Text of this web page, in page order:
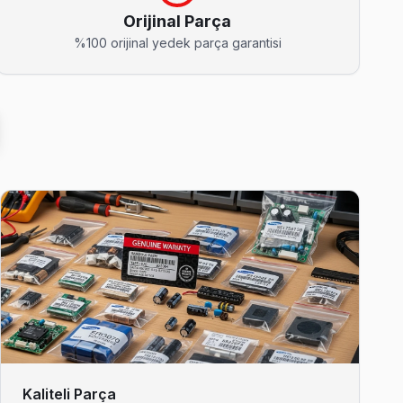
panel ve güç kartı tamiri yapıyoruz.
mı, bunu netleştiriyor — gereksiz harcama olmuyor.
ediyor.
Orijinal Parça
%100 orijinal yedek parça garantisi
Kaliteli Parça